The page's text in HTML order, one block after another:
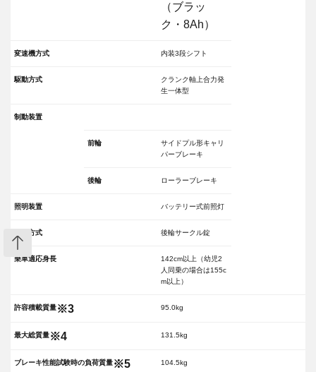
（ブラッ
ク・8Ah）
変速機方式 内装3段シフト
駆動方式
クランク軸上合力発
生一体型
制動装置
前輪
サイドプル形キャリ
パーブレーキ
後輪 ローラーブレーキ
照明装置 バッテリー式前照灯
施錠方式 後輪サークル錠
乗車適応身長
142cm以上（幼児2
人同乗の場合は155c
m以上）
許容積載質量※3 95.0kg
最大総質量※4 131.5kg
ブレーキ性能試験時の負荷質量※5 104.5kg